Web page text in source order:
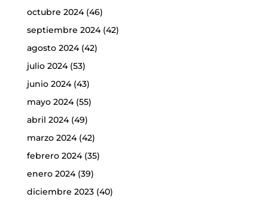
octubre 2024(46)
septiembre 2024(42)
agosto 2024(42)
julio 2024(53)
junio 2024(43)
mayo 2024(55)
abril 2024(49)
marzo 2024(42)
febrero 2024(35)
enero 2024(39)
diciembre 2023(40)